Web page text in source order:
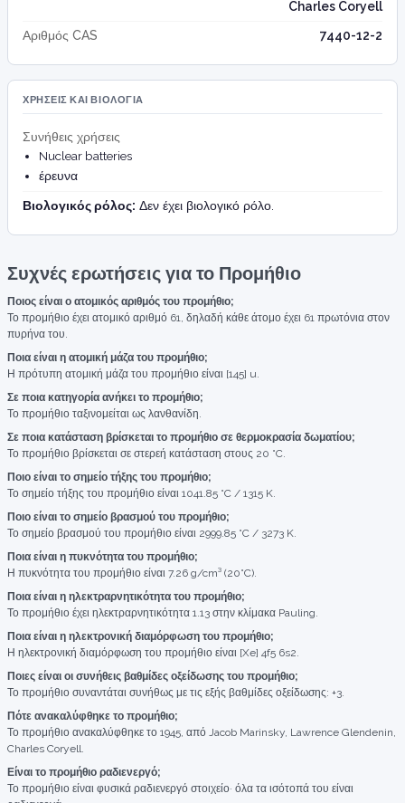
Charles Coryell
Αριθμός CAS
7440-12-2
ΧΡΉΣΕΙΣ ΚΑΙ ΒΙΟΛΟΓΊΑ
Συνήθεις χρήσεις
Nuclear batteries
έρευνα
Βιολογικός ρόλος: Δεν έχει βιολογικό ρόλο.
Συχνές ερωτήσεις για το Προμήθιο
Ποιος είναι ο ατομικός αριθμός του προμήθιο;
Το προμήθιο έχει ατομικό αριθμό 61, δηλαδή κάθε άτομο έχει 61 πρωτόνια στον
πυρήνα του.
Ποια είναι η ατομική μάζα του προμήθιο;
Η πρότυπη ατομική μάζα του προμήθιο είναι [145] u.
Σε ποια κατηγορία ανήκει το προμήθιο;
Το προμήθιο ταξινομείται ως λανθανίδη.
Σε ποια κατάσταση βρίσκεται το προμήθιο σε θερμοκρασία δωματίου;
Το προμήθιο βρίσκεται σε στερεή κατάσταση στους 20 °C.
Ποιο είναι το σημείο τήξης του προμήθιο;
Το σημείο τήξης του προμήθιο είναι 1041.85 °C / 1315 K.
Ποιο είναι το σημείο βρασμού του προμήθιο;
Το σημείο βρασμού του προμήθιο είναι 2999.85 °C / 3273 K.
Ποια είναι η πυκνότητα του προμήθιο;
Η πυκνότητα του προμήθιο είναι 7.26 g/cm³ (20°C).
Ποια είναι η ηλεκτραρνητικότητα του προμήθιο;
Το προμήθιο έχει ηλεκτραρνητικότητα 1.13 στην κλίμακα Pauling.
Ποια είναι η ηλεκτρονική διαμόρφωση του προμήθιο;
Η ηλεκτρονική διαμόρφωση του προμήθιο είναι [Xe] 4f5 6s2.
Ποιες είναι οι συνήθεις βαθμίδες οξείδωσης του προμήθιο;
Το προμήθιο συναντάται συνήθως με τις εξής βαθμίδες οξείδωσης: +3.
Πότε ανακαλύφθηκε το προμήθιο;
Το προμήθιο ανακαλύφθηκε το 1945, από Jacob Marinsky, Lawrence Glendenin,
Charles Coryell.
Είναι το προμήθιο ραδιενεργό;
Το προμήθιο είναι φυσικά ραδιενεργό στοιχείο· όλα τα ισότοπά του είναι